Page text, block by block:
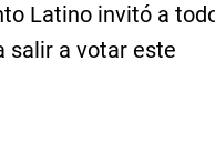
Latino invitó a
salir a votar este